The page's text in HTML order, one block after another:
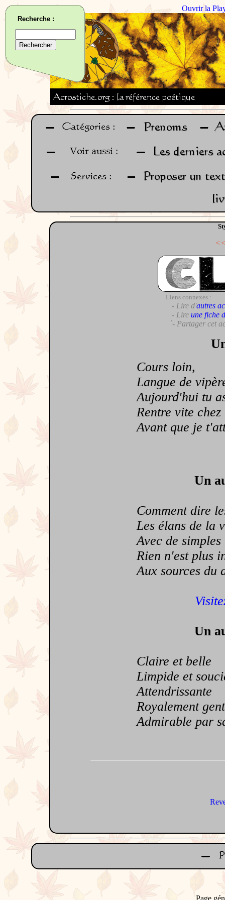
Ouvrir la
Liens connexes :
|- Lire d'autres
|- Lire une fiche
`- Partager cet
Cours loin,
Langue de
Aujourd'hui tu
Rentre vite chez
Avant que je
Un
Comment dire
Les élans de la
Avec de simples
Rien n'est plus
Aux sources du
Un
Claire et belle
Limpide et
Attendrissante
Royalement
Admirable par
Recherche :
Page